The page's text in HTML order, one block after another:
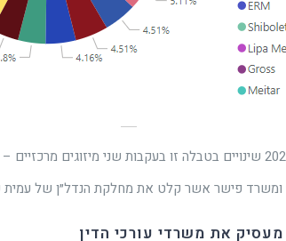
הערה: אנחנו נראה ב-2022 שינויים בטבלה זו בעקבות שני
ומשרד פישר אשר קלט את מחלקת הנדל״ן של עמית
מעסיק את משרדי עורכי הדין